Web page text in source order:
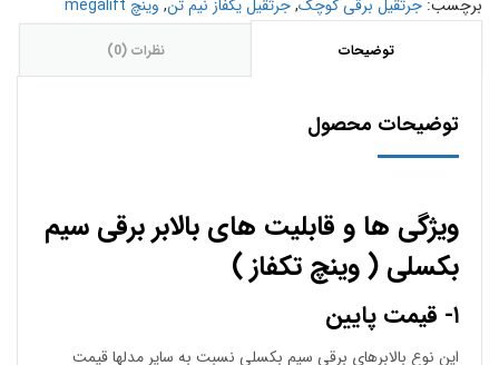
برچسب: جرثقیل برقی کوچک,جرثقیل یکفاز نیم تن, وینچ megalift
توضیحات نظرات (0)
توضیحات محصول
ویژگی ها و قابلیت های بالابر برقی سیم
بکسلی ( وینچ تکفاز )
۱- قیمت پایین
این نوع بالابرهای برقی سیم بکسلی نسبت به سایر مدلها قیمت